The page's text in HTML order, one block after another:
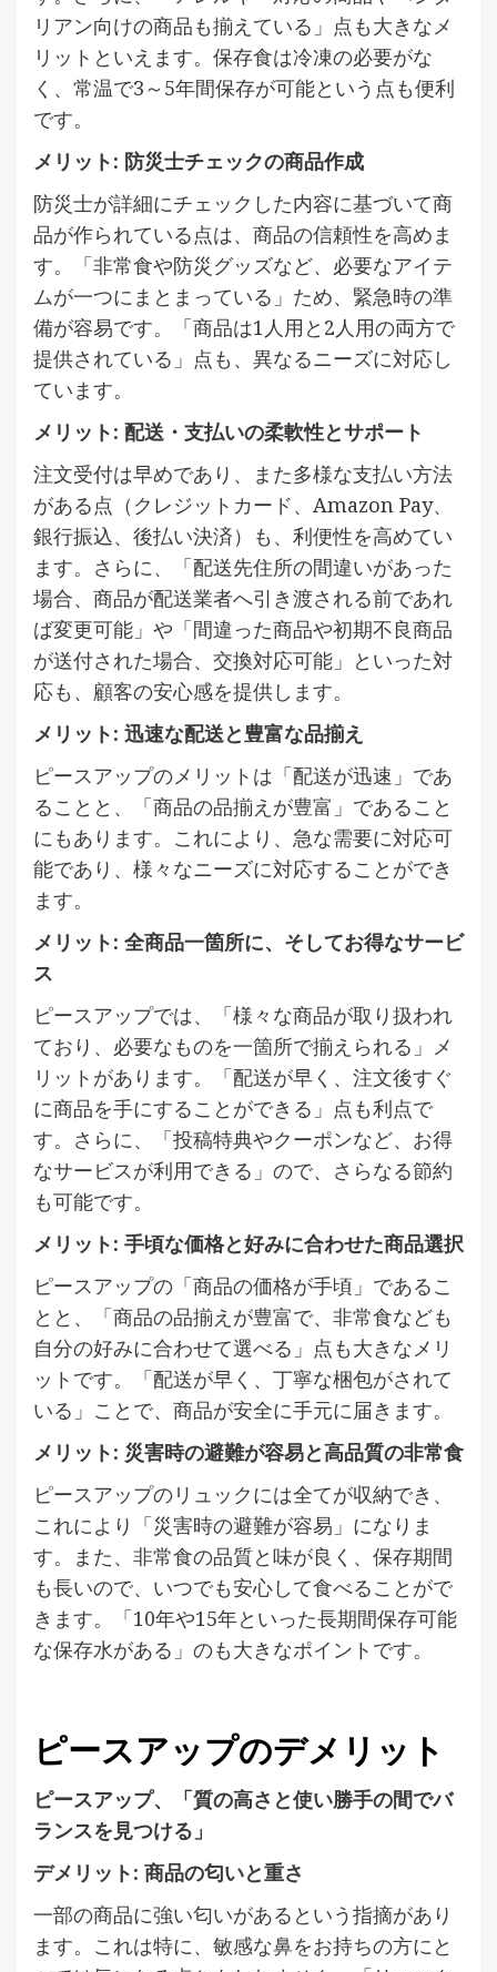
リアン向けの商品も揃えている」点も大きなメ
リットといえます。保存食は冷凍の必要がな
く、常温で3～5年間保存が可能という点も便利
です。
メリット: 防災士チェックの商品作成
防災士が詳細にチェックした内容に基づいて商
品が作られている点は、商品の信頼性を高めま
す。「非常食や防災グッズなど、必要なアイテ
ムが一つにまとまっている」ため、緊急時の準
備が容易です。「商品は1人用と2人用の両方で
提供されている」点も、異なるニーズに対応し
ています。
メリット: 配送・支払いの柔軟性とサポート
注文受付は早めであり、また多様な支払い方法
がある点（クレジットカード、Amazon Pay、
銀行振込、後払い決済）も、利便性を高めてい
ます。さらに、「配送先住所の間違いがあった
場合、商品が配送業者へ引き渡される前であれ
ば変更可能」や「間違った商品や初期不良商品
が送付された場合、交換対応可能」といった対
応も、顧客の安心感を提供します。
メリット: 迅速な配送と豊富な品揃え
ピースアップのメリットは「配送が迅速」であ
ることと、「商品の品揃えが豊富」であること
にもあります。これにより、急な需要に対応可
能であり、様々なニーズに対応することができ
ます。
メリット: 全商品一箇所に、そしてお得なサービ
ス
ピースアップでは、「様々な商品が取り扱われ
ており、必要なものを一箇所で揃えられる」メ
リットがあります。「配送が早く、注文後すぐ
に商品を手にすることができる」点も利点で
す。さらに、「投稿特典やクーポンなど、お得
なサービスが利用できる」ので、さらなる節約
も可能です。
メリット: 手頃な価格と好みに合わせた商品選択
ピースアップの「商品の価格が手頃」であるこ
とと、「商品の品揃えが豊富で、非常食なども
自分の好みに合わせて選べる」点も大きなメリ
ットです。「配送が早く、丁寧な梱包がされて
いる」ことで、商品が安全に手元に届きます。
メリット: 災害時の避難が容易と高品質の非常食
ピースアップのリュックには全てが収納でき、
これにより「災害時の避難が容易」になりま
す。また、非常食の品質と味が良く、保存期間
も長いので、いつでも安心して食べることがで
きます。「10年や15年といった長期間保存可能
な保存水がある」のも大きなポイントです。
ピースアップのデメリット
ピースアップ、「質の高さと使い勝手の間でバ
ランスを見つける」
デメリット: 商品の匂いと重さ
一部の商品に強い匂いがあるという指摘があり
ます。これは特に、敏感な鼻をお持ちの方にと